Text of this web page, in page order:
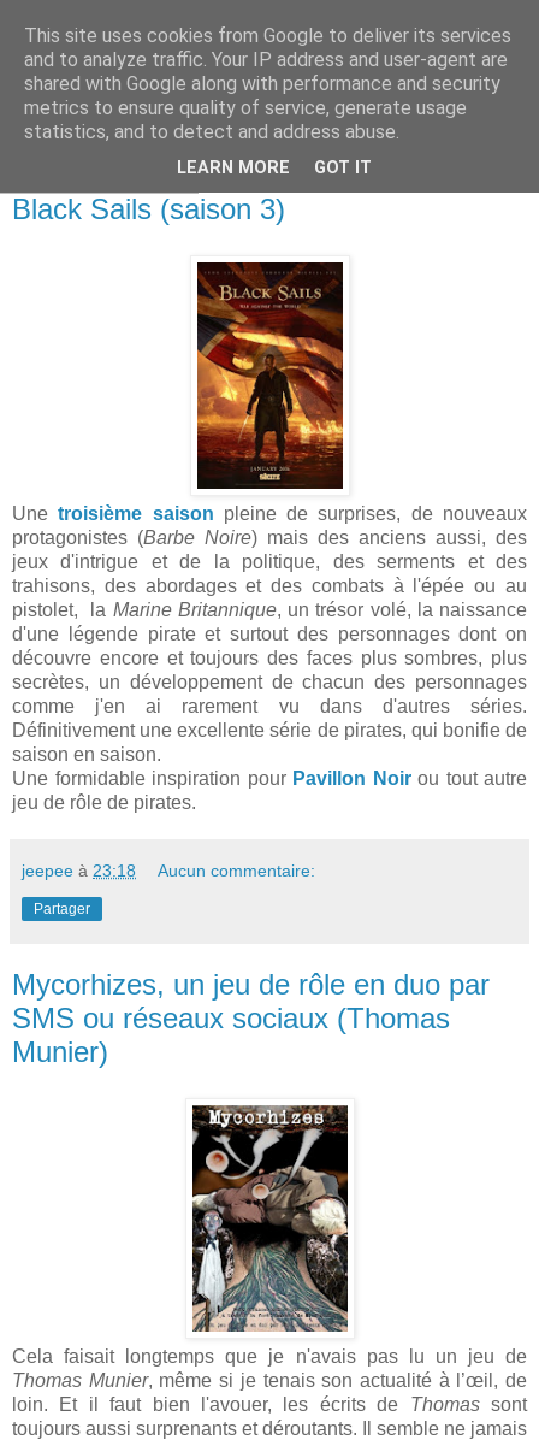
Black Sails (saison 3)
Unetroisième saison pleine de surprises, de nouveaux
protagonistes (Barbe Noire) mais des anciens aussi, des
jeux d'intrigue et de la politique, des serments et des
trahisons, des abordages et des combats à l'épée ou au
pistolet, la Marine Britannique, un trésor volé, la naissance
d'une légende pirate et surtout des personnages dont on
découvre encore et toujours des faces plus sombres, plus
secrètes, un développement de chacun des personnages
comme j'en ai rarement vu dans d'autres séries.
Définitivement une excellente série de pirates, qui bonifie de
saison en saison.
Une formidable inspiration pour Pavillon Noirou tout autre
jeu de rôle de pirates.
jeepee à 23:18 Aucun commentaire:
Partager
Mycorhizes, un jeu de rôle en duo par
SMS ou réseaux sociaux (Thomas
Munier)
Cela faisait longtemps que je n'avais pas lu un jeu de
Thomas Munier, même si je tenais son actualité à l’œil, de
loin. Et il faut bien l'avouer, les écrits de Thomassont
toujours aussi surprenants et déroutants. Il semble ne jamais
This site uses cookies from Google to deliver its services
and to analyze traffic. Your IP address and user-agent are
shared with Google along with performance and security
metrics to ensure quality of service, generate usage
statistics, and to detect and address abuse.
LEARN MORE GOT IT